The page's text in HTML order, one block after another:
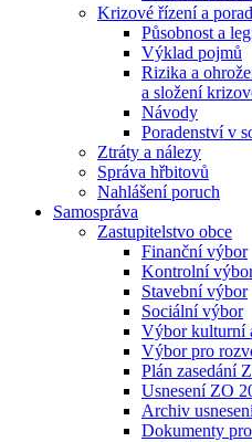
Krizové řízení a
Působnost a
Výklad pojmů
Rizika a
a složení
Návody
Poradenství v
Ztráty a nálezy
Správa hřbitovů
Nahlášení poruch
Samospráva
Zastupitelstvo obce
Finanční výbor
Kontrolní
Stavební výbor
Sociální výbor
Výbor kulturní
Výbor pro
Plán zasedání
Usnesení ZO
Archiv
Dokumenty